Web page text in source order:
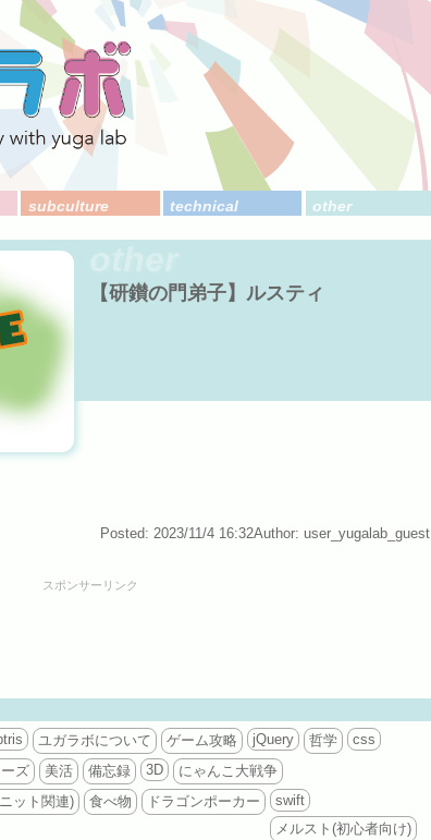
subculture technical other
【研鑚の門弟子】ルスティ
Posted: 2023/11/4 16:32Author: user_yugalab_guest
スポンサーリンク
ユガラボについて ゲーム攻略 jQuery 哲学
css
ズ 美活 備忘録 3D
にゃんこ大戦争
ット関連) 食べ物 ドラゴンポーカー
swift
メルスト(初心者向け)